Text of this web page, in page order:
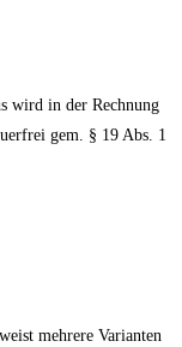
wird in der Rechnung
gem. § 19 Abs. 1
mehrere Varianten